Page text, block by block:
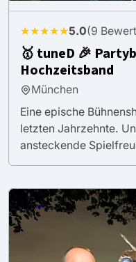
★★★★★5.0(9
🥇 tuneD 🎉
Hochzeitsband
München
Eine epische
letzten Jahrzehnte.
ansteckende